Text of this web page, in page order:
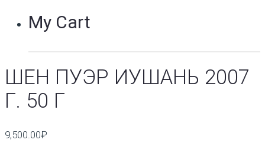
My Cart
ШЕН ПУЭР ИУШАНЬ 2007
Г. 50 Г
9,500.00₽